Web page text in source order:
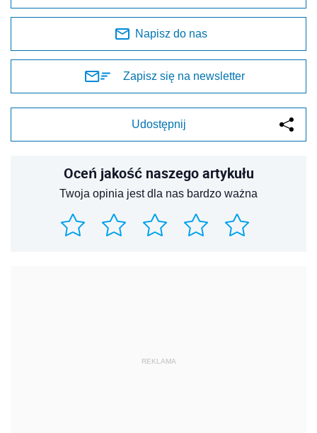
Napisz do nas
Zapisz się na newsletter
Udostępnij
Oceń jakość naszego artykułu
Twoja opinia jest dla nas bardzo ważna
REKLAMA